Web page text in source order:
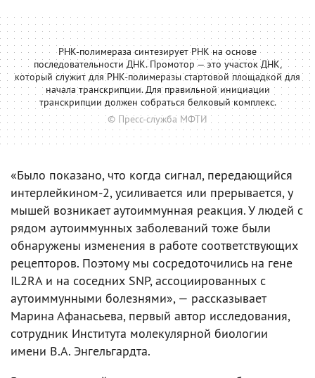
РНК-полимераза синтезирует РНК на основе
последовательности ДНК. Промотор — это участок ДНК,
который служит для РНК-полимеразы стартовой площадкой для
начала транскрипции. Для правильной инициации
транскрипции должен собраться белковый комплекс.
© Пресс-служба МФТИ
«Было показано, что когда сигнал, передающийся
интерлейкином-2, усиливается или прерывается, у
мышей возникает аутоиммунная реакция. У людей с
рядом аутоиммунных заболеваний тоже были
обнаружены изменения в работе соответствующих
рецепторов. Поэтому мы сосредоточились на гене
IL2RA и на соседних SNP, ассоциированных с
аутоиммунными болезнями», — рассказывает
Марина Афанасьева, первый автор исследования,
сотрудник Института молекулярной биологии
имени В.А. Энгельгардта.